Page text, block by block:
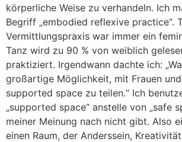
körperliche Weise zu verhandeln. Ich
Begriff „embodied reflexive practice“.
Vermittlungspraxis war immer ein
Tanz wird zu 90 % von weiblich
praktiziert. Irgendwann dachte ich:
großartige Möglichkeit, mit Frauen
supported space zu teilen.“ Ich
„supported space“ anstelle von „safe
meiner Meinung nach nicht gibt. Also
einen Raum, der Anderssein,